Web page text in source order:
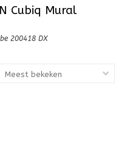
Cubiq Mural
200418 DX